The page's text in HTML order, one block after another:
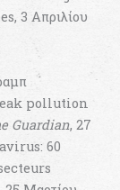
3 Απριλίου
pollution
Guardian, 27
60